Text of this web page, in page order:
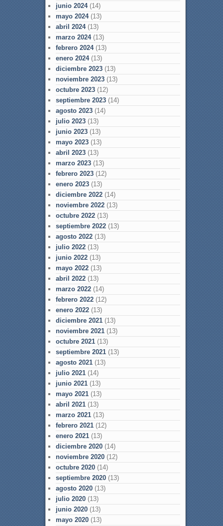
junio 2024(14)
mayo 2024(13)
abril 2024(13)
marzo 2024(13)
febrero 2024(13)
enero 2024(13)
diciembre 2023(13)
noviembre 2023(13)
octubre 2023(12)
septiembre 2023(14)
agosto 2023(14)
julio 2023(13)
junio 2023(13)
mayo 2023(13)
abril 2023(13)
marzo 2023(13)
febrero 2023(12)
enero 2023(13)
diciembre 2022(14)
noviembre 2022(13)
octubre 2022(13)
septiembre 2022(13)
agosto 2022(13)
julio 2022(13)
junio 2022(13)
mayo 2022(13)
abril 2022(13)
marzo 2022(14)
febrero 2022(12)
enero 2022(13)
diciembre 2021(13)
noviembre 2021(13)
octubre 2021(13)
septiembre 2021(13)
agosto 2021(13)
julio 2021(14)
junio 2021(13)
mayo 2021(13)
abril 2021(13)
marzo 2021(13)
febrero 2021(12)
enero 2021(13)
diciembre 2020(14)
noviembre 2020(12)
octubre 2020(14)
septiembre 2020(13)
agosto 2020(13)
julio 2020(13)
junio 2020(13)
mayo 2020(13)